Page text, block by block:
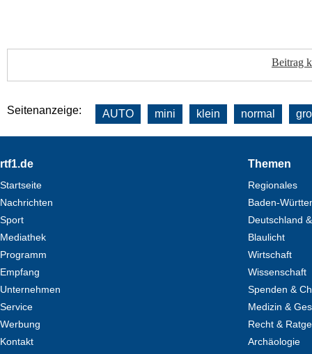
Beitrag
Seitenanzeige: AUTO mini klein normal
Footer
rtf1.de
Startseite
Nachrichten
Sport
Mediathek
Programm
Empfang
Unternehmen
Service
Werbung
Kontakt
Themen
Regionales
Baden-
Deutschland
Blaulicht
Wirtschaft
Wissenschaft
Spenden &
Medizin &
Recht &
Archäologie